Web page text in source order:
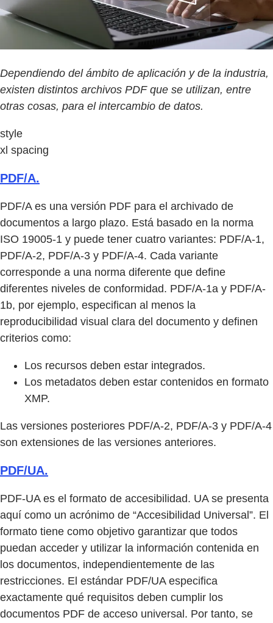
Dependiendo del ámbito de aplicación y de la industria,
existen distintos archivos PDF que se utilizan, entre
otras cosas, para el intercambio de datos.
style
xl spacing
PDF/A.
PDF/A es una versión PDF para el archivado de
documentos a largo plazo. Está basado en la norma
ISO 19005-1 y puede tener cuatro variantes: PDF/A-1,
PDF/A-2, PDF/A-3 y PDF/A-4. Cada variante
corresponde a una norma diferente que define
diferentes niveles de conformidad. PDF/A-1a y PDF/A-
1b, por ejemplo, especifican al menos la
reproducibilidad visual clara del documento y definen
criterios como:
Los recursos deben estar integrados.
Los metadatos deben estar contenidos en formato
XMP.
Las versiones posteriores PDF/A-2, PDF/A-3 y PDF/A-4
son extensiones de las versiones anteriores.
PDF/UA.
PDF-UA es el formato de accesibilidad. UA se presenta
aquí como un acrónimo de “Accesibilidad Universal”. El
formato tiene como objetivo garantizar que todos
puedan acceder y utilizar la información contenida en
los documentos, independientemente de las
restricciones. El estándar PDF/UA especifica
exactamente qué requisitos deben cumplir los
documentos PDF de acceso universal. Por tanto, se